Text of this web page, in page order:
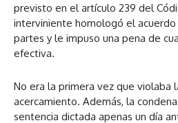
previsto en el artículo 239 del
interviniente homologó el
partes y le impuso una pena de
efectiva.
No era la primera vez que violaba
acercamiento. Además, la
sentencia dictada apenas un día